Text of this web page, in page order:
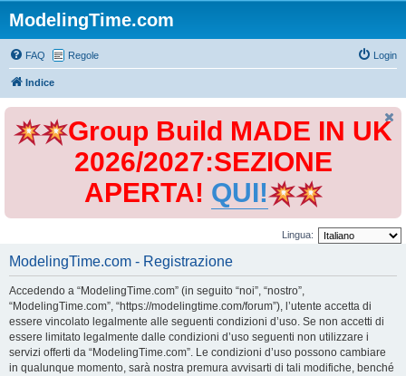
ModelingTime.com
FAQ Regole Login
Indice
Group Build MADE IN UK
2026/2027:SEZIONE
APERTA! QUI!
Lingua:
ModelingTime.com - Registrazione
Accedendo a “ModelingTime.com” (in seguito “noi”, “nostro”,
“ModelingTime.com”, “https://modelingtime.com/forum”), l’utente accetta di
essere vincolato legalmente alle seguenti condizioni d’uso. Se non accetti di
essere limitato legalmente dalle condizioni d’uso seguenti non utilizzare i
servizi offerti da “ModelingTime.com”. Le condizioni d’uso possono cambiare
in qualunque momento, sarà nostra premura avvisarti di tali modifiche, benché